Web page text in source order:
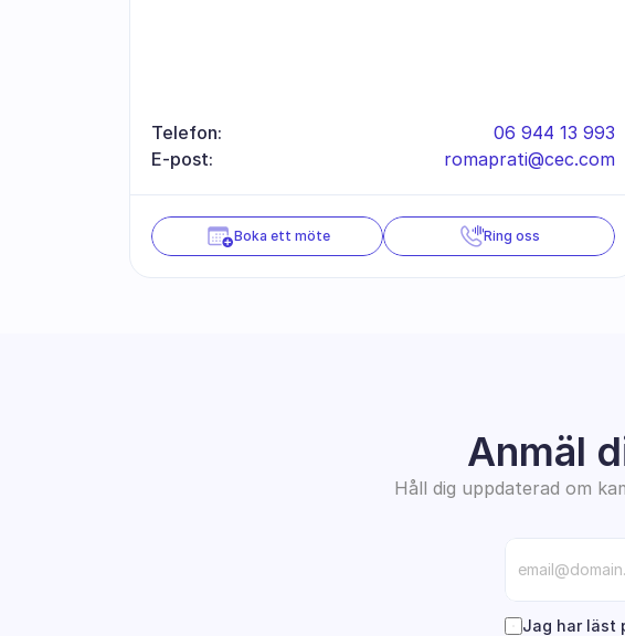
Telefon:
06 944 13 993
E-post:
romaprati@cec.com
Boka ett möte Ring oss
Anmäl
Håll dig uppdaterad om
Jag har läst